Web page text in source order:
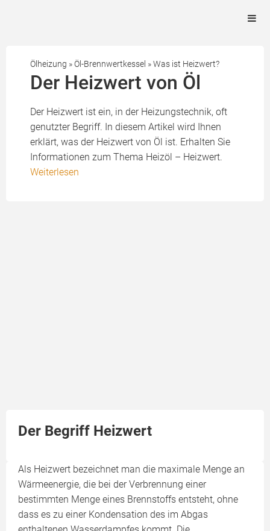
Ölheizung »Öl-Brennwertkessel »Was ist Heizwert?
Der Heizwert von Öl
Der Heizwert ist ein, in der Heizungstechnik, oft
genutzter Begriff. In diesem Artikel wird Ihnen
erklärt, was der Heizwert von Öl ist. Erhalten Sie
Informationen zum Thema Heizöl – Heizwert.
Weiterlesen
Der Begriff Heizwert
Als Heizwert bezeichnet man die maximale Menge an
Wärmeenergie, die bei der Verbrennung einer
bestimmten Menge eines Brennstoffs entsteht, ohne
dass es zu einer Kondensation des im Abgas